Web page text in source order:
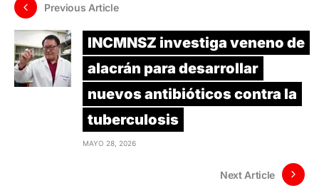
Previous Article
INCMNSZ investiga veneno de
alacrán para desarrollar
nuevos antibióticos contra la
tuberculosis
MAYO 28, 2026
Next Article